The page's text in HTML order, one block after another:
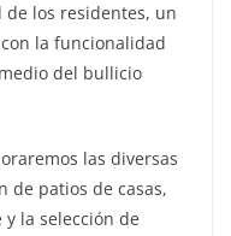
los residentes, un
la funcionalidad
del bullicio
las diversas
de patios de casas,
la selección de